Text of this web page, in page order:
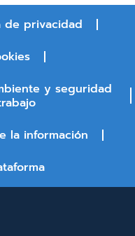
de privacidad
y seguridad
la información